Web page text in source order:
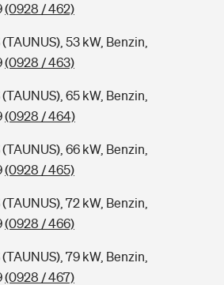
(0928 / 462)
53 kW, Benzin,
(0928 / 463)
65 kW, Benzin,
(0928 / 464)
66 kW, Benzin,
(0928 / 465)
72 kW, Benzin,
(0928 / 466)
79 kW, Benzin,
(0928 / 467)